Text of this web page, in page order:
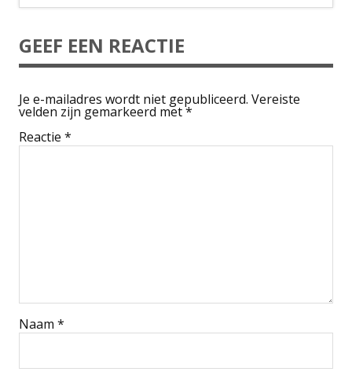
GEEF EEN REACTIE
Je e-mailadres wordt niet gepubliceerd. Vereiste
velden zijn gemarkeerd met*
Reactie *
Naam *